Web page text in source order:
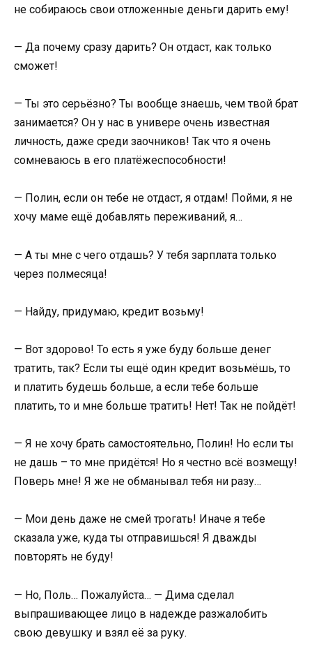
не собираюсь свои отложенные деньги дарить ему!
— Да почему сразу дарить? Он отдаст, как только
сможет!
— Ты это серьёзно? Ты вообще знаешь, чем твой брат
занимается? Он у нас в универе очень известная
личность, даже среди заочников! Так что я очень
сомневаюсь в его платёжеспособности!
— Полин, если он тебе не отдаст, я отдам! Пойми, я не
хочу маме ещё добавлять переживаний, я…
— А ты мне с чего отдашь? У тебя зарплата только
через полмесяца!
— Найду, придумаю, кредит возьму!
— Вот здорово! То есть я уже буду больше денег
тратить, так? Если ты ещё один кредит возьмёшь, то
и платить будешь больше, а если тебе больше
платить, то и мне больше тратить! Нет! Так не пойдёт!
— Я не хочу брать самостоятельно, Полин! Но если ты
не дашь – то мне придётся! Но я честно всё возмещу!
Поверь мне! Я же не обманывал тебя ни разу…
— Мои день даже не смей трогать! Иначе я тебе
сказала уже, куда ты отправишься! Я дважды
повторять не буду!
— Но, Поль… Пожалуйста… — Дима сделал
выпрашивающее лицо в надежде разжалобить
свою девушку и взял её за руку.